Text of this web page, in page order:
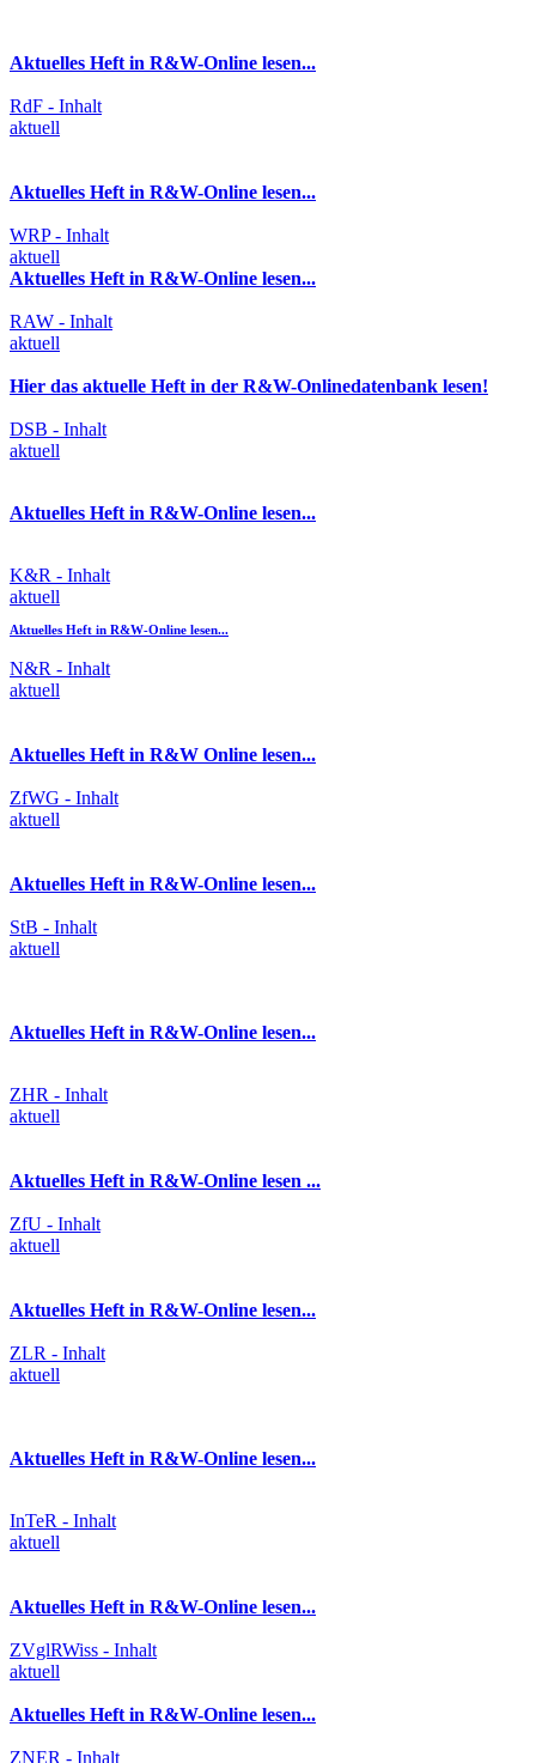
Aktuelles Heft in R&W-Online lesen...
RdF - Inhalt
aktuell
Aktuelles Heft in R&W-Online lesen...
WRP - Inhalt
aktuell
Aktuelles Heft in R&W-Online lesen...
RAW - Inhalt
aktuell
Hier das aktuelle Heft in der R&W-Onlinedatenbank lesen!
DSB - Inhalt
aktuell
Aktuelles Heft in R&W-Online lesen...
K&R - Inhalt
aktuell
Aktuelles Heft in R&W-Online lesen...
N&R - Inhalt
aktuell
Aktuelles Heft in R&W Online lesen...
ZfWG - Inhalt
aktuell
Aktuelles Heft in R&W-Online lesen...
StB - Inhalt
aktuell
Aktuelles Heft in R&W-Online lesen...
ZHR - Inhalt
aktuell
Aktuelles Heft in R&W-Online lesen ...
ZfU - Inhalt
aktuell
Aktuelles Heft in R&W-Online lesen...
ZLR - Inhalt
aktuell
Aktuelles Heft in R&W-Online lesen...
InTeR - Inhalt
aktuell
Aktuelles Heft in R&W-Online lesen...
ZVglRWiss - Inhalt
aktuell
Aktuelles Heft in R&W-Online lesen...
ZNER - Inhalt